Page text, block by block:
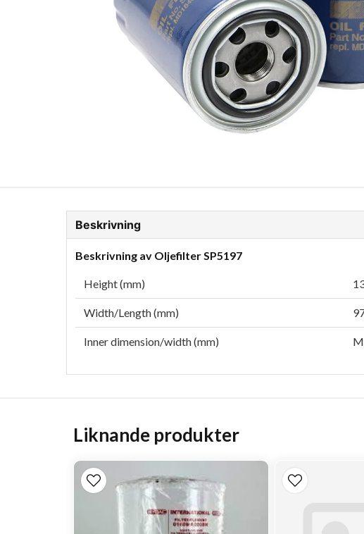
Fordonskem
Motorolja tunga fordon
Beskrivning
Beskrivning av Oljefilter SP5197
Height (mm)
Width/Length (mm)
Inner dimension/width (mm)
Liknande produkter